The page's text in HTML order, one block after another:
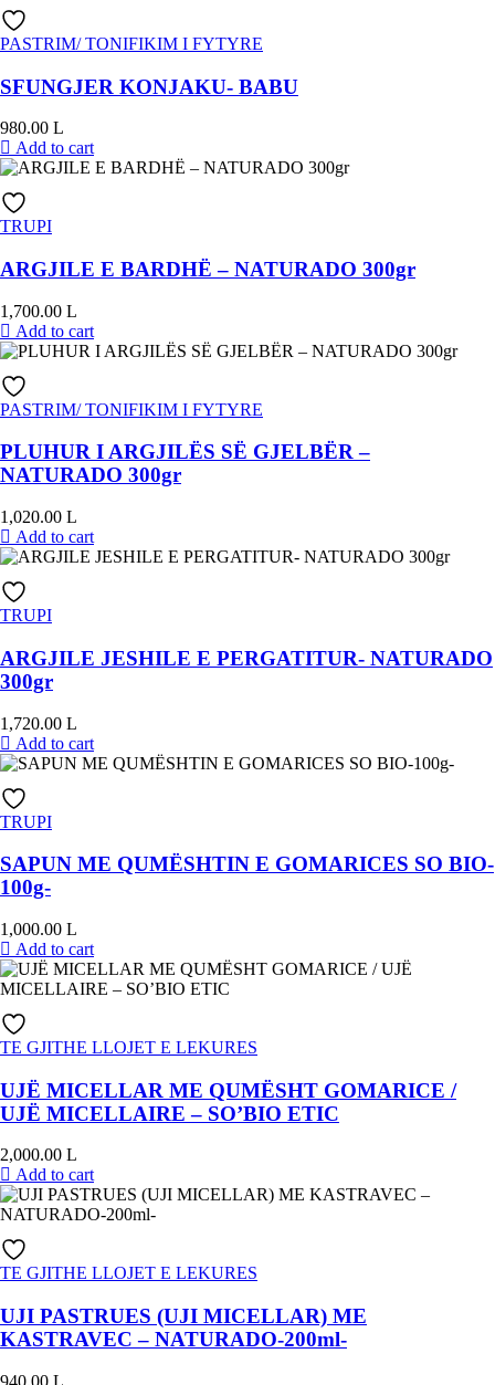
PASTRIM/ TONIFIKIM I FYTYRE
SFUNGJER KONJAKU- BABU
980.00 L
Add to cart
TRUPI
ARGJILE E BARDHË – NATURADO 300gr
1,700.00 L
Add to cart
PASTRIM/ TONIFIKIM I FYTYRE
PLUHUR I ARGJILËS SË GJELBËR –
NATURADO 300gr
1,020.00 L
Add to cart
TRUPI
ARGJILE JESHILE E PERGATITUR- NATURADO
300gr
1,720.00 L
Add to cart
TRUPI
SAPUN ME QUMËSHTIN E GOMARICES SO BIO-
100g-
1,000.00 L
Add to cart
TE GJITHE LLOJET E LEKURES
UJË MICELLAR ME QUMËSHT GOMARICE /
UJË MICELLAIRE – SO’BIO ETIC
2,000.00 L
Add to cart
TE GJITHE LLOJET E LEKURES
UJI PASTRUES (UJI MICELLAR) ME
KASTRAVEC – NATURADO-200ml-
940.00 L